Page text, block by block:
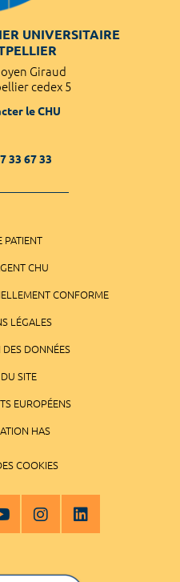
UNIVERSITAIRE
Giraud
cedex 5
le CHU
33 67 33
PATIENT
CHU
CONFORME
LÉGALES
DONNÉES
SITE
EUROPÉENS
HAS
COOKIES